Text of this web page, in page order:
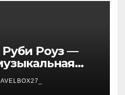
Роуз —
жизнь и